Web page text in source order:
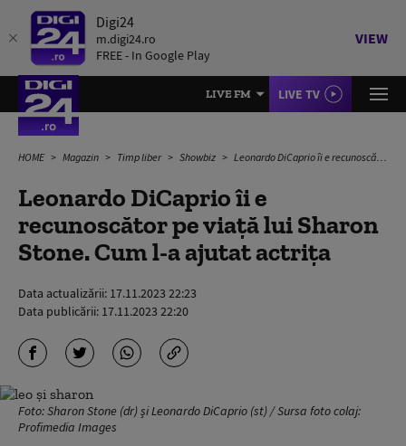
Digi24
m.digi24.ro
FREE - In Google Play
VIEW
LIVE FM LIVE TV
HOME Magazin Timp liber Showbiz Leonardo DiCaprio îi e recunoscător pe viață lui Sharon Stone. Cum l-a ajutat actrița
Leonardo DiCaprio îi e
recunoscător pe viață lui Sharon
Stone. Cum l-a ajutat actrița
Data actualizării: 17.11.2023 22:23
Data publicării: 17.11.2023 22:20
Foto: Sharon Stone (dr) și Leonardo DiCaprio (st) / Sursa foto colaj:
Profimedia Images